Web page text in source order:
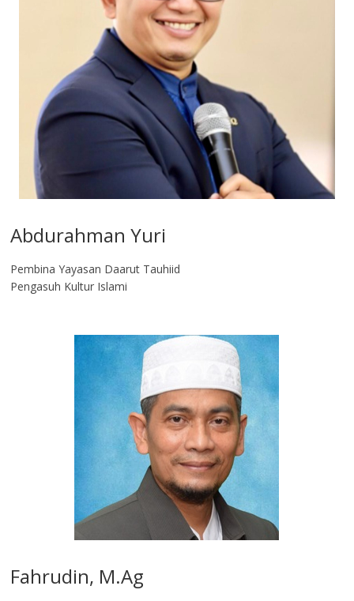
Abdurahman Yuri
Pembina Yayasan Daarut Tauhiid
Pengasuh Kultur Islami
Fahrudin, M.Ag​